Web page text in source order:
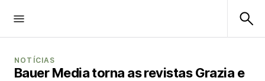
NOTÍCIAS
Bauer Media torna as revistas Grazia e